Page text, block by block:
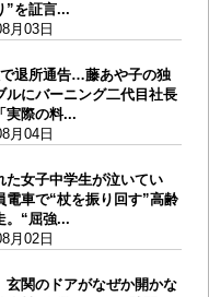
”を証言...
月03日
退所通告…藤あや子の独
ルにバーニング二代目社長
実際の料...
月04日
た女子中学生が泣いてい
電車で“杖を振り回す”高齢
。“屈強...
月02日
玄関のドアがなぜか開かな